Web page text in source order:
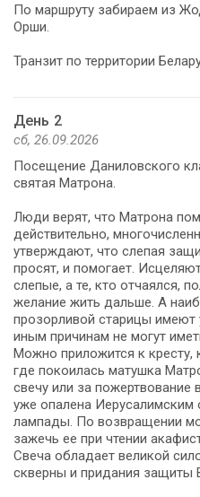
По маршруту забираем из
Орши.
Транзит по территории
День 2
сб, 26.09.2026
Посещение Даниловского
святая Матрона.
Люди верят, что Матрона
действительно,
утверждают, что слепая
просят, и помогает.
слепые, а те, кто отчаялся,
желание жить дальше. А
прозорливой старицы имеют
иным причинам не могут
Можно приложится к кресту,
где покоилась матушка
свечу или за пожертвование
уже опалена Иерусалимским
лампады. По возвращении
зажечь ее при чтении
Свеча обладает великой
скверны и придания защиты